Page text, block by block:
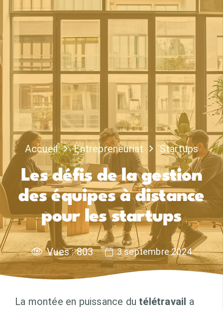
Accueil Entrepreneuriat Startups
Les défis de la gestion
des équipes à distance
pour les startups
Vues :803 3 septembre 2024
La montée en puissance du télétravail a